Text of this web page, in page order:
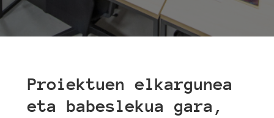
Proiektuen elkargunea
eta babeslekua gara,